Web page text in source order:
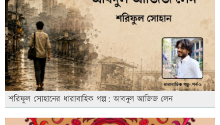
শরিফুল সোহানের ধারাবাহিক গল্প: আবদুল আজিজ লেন